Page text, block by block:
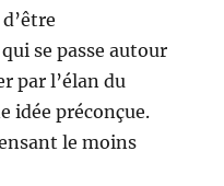
se passe autour
par l’élan du
idée préconçue.
le moins